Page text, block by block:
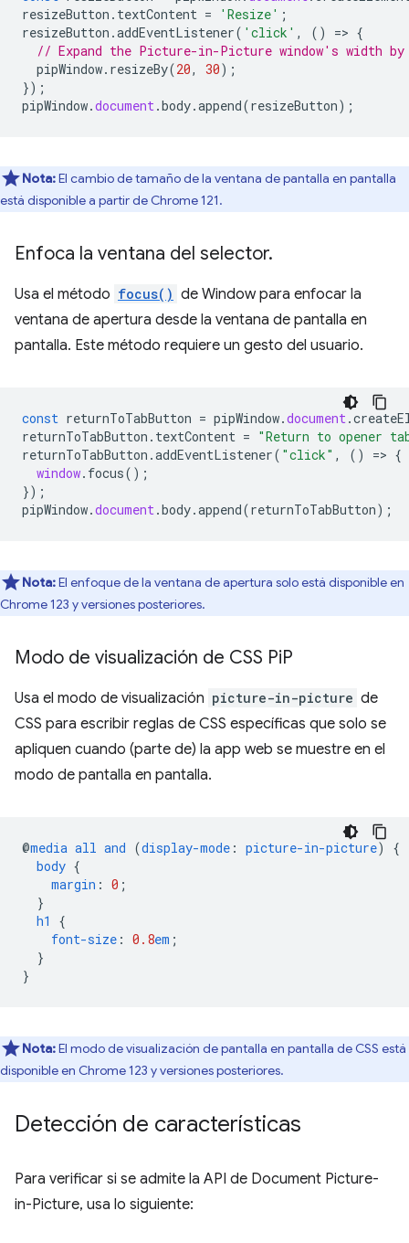
resizeButton . textContent = 'Resize' ;
resizeButton .addEventListener( 'click' , () => {
// Expand the Picture-in-Picture window's width by
pipWindow. resizeBy(20, 30);
});
pipWindow.document .body.append(resizeButton);
Nota:El cambio de tamaño de la ventana de pantalla en pantalla
está disponible a partir de Chrome 121.
Enfoca la ventana del selector.
Usa el método focus() de Window para enfocar la
ventana de apertura desde la ventana de pantalla en
pantalla. Este método requiere un gesto del usuario.
const returnToTabButton = pipWindow.document .
returnToTabButton . textContent = "Return to opener
returnToTabButton .addEventListener( "click" , () => {
window. focus();
});
pipWindow.document .body.append(returnToTabButton);
Nota:El enfoque de la ventana de apertura solo está disponible en
Chrome 123 y versiones posteriores.
Modo de visualización de CSS PiP
Usa el modo de visualización picture-in-picture de
CSS para escribir reglas de CSS específicas que solo se
apliquen cuando (parte de) la app web se muestre en el
modo de pantalla en pantalla.
@media all and (display-mode : picture-in-picture)
{
body {
margin : 0 ;
}
h1
{
font-size : 0.8em ;
}
}
Nota:El modo de visualización de pantalla en pantalla de CSS está
disponible en Chrome 123 y versiones posteriores.
Detección de características
Para verificar si se admite la API de Document Picture-
in-Picture, usa lo siguiente: